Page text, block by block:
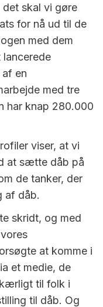
det skal vi gøre
for nå ud til de
med dem
en
med tre
har knap 280.000
viser, at vi
at sætte dåb på
de tanker, der
af dåb.
skridt, og med
at komme i
et medie, de
til folk i
til dåb. Og